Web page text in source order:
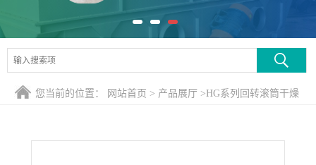
产品展厅
证书荣誉
联系方式
您当前的位置： 网站首页 > 产品展厅 >HG系列回转滚筒干燥